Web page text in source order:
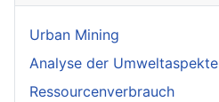
Urban Mining
Analyse der Umweltaspekte
Ressourcenverbrauch